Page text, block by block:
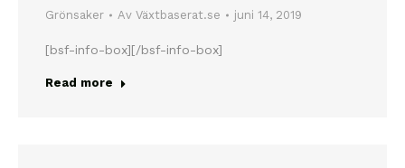
Grönsaker Av Växtbaserat.se juni 14, 2019
[bsf-info-box][/bsf-info-box]
Read more